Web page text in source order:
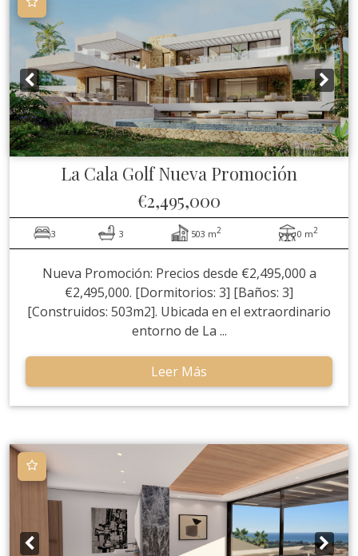
La Cala Golf Nueva Promoción
€2,495,000
3 3 503 m2 0 m2
Nueva Promoción: Precios desde €2,495,000 a
€2,495,000. [Dormitorios: 3] [Baños: 3]
[Construidos: 503m2]. Ubicada en el extraordinario
entorno de La ...
Leer Más